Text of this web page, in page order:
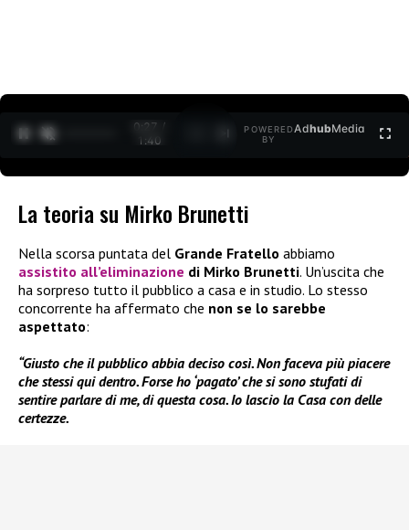
0:28 /
1:40
POWERED
BY
AdhubMedia
La teoria su Mirko Brunetti
Nella scorsa puntata del Grande Fratello abbiamo
assistito all’eliminazione di Mirko Brunetti. Un’uscita che
ha sorpreso tutto il pubblico a casa e in studio. Lo stesso
concorrente ha affermato che non se lo sarebbe
aspettato:
“Giusto che il pubblico abbia deciso così. Non faceva più piacere
che stessi qui dentro. Forse ho ‘pagato’ che si sono stufati di
sentire parlare di me, di questa cosa. Io lascio la Casa con delle
certezze.